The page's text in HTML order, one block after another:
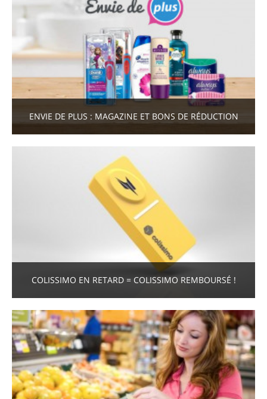
ENVIE DE PLUS : MAGAZINE ET BONS DE RÉDUCTION
COLISSIMO EN RETARD = COLISSIMO REMBOURSÉ !